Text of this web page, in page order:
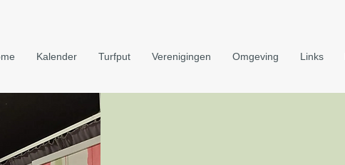
Kalender Turfput Verenigingen Omgeving Links